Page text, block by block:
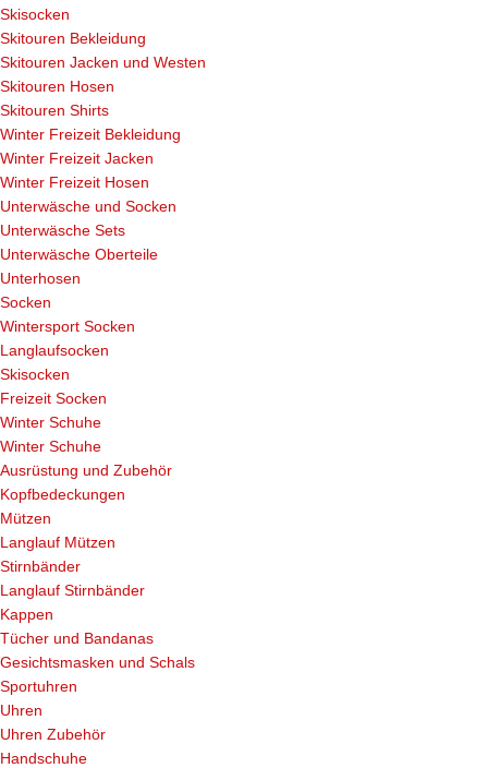
Skisocken
Skitouren Bekleidung
Skitouren Jacken und Westen
Skitouren Hosen
Skitouren Shirts
Winter Freizeit Bekleidung
Winter Freizeit Jacken
Winter Freizeit Hosen
Unterwäsche und Socken
Unterwäsche Sets
Unterwäsche Oberteile
Unterhosen
Socken
Wintersport Socken
Langlaufsocken
Skisocken
Freizeit Socken
Winter Schuhe
Winter Schuhe
Ausrüstung und Zubehör
Kopfbedeckungen
Mützen
Langlauf Mützen
Stirnbänder
Langlauf Stirnbänder
Kappen
Tücher und Bandanas
Gesichtsmasken und Schals
Sportuhren
Uhren
Uhren Zubehör
Handschuhe